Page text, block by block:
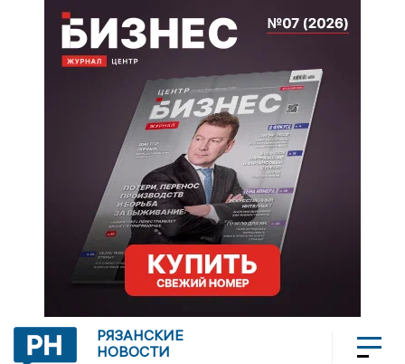
РЯЗАНСКИЕ
НОВОСТИ